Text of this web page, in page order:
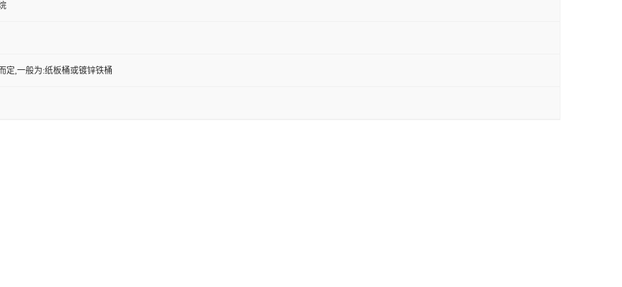
定,一般为:纸板桶或镀锌铁桶